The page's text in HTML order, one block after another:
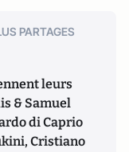
PARTAGES
leurs
& Samuel
di Caprio
Cristiano